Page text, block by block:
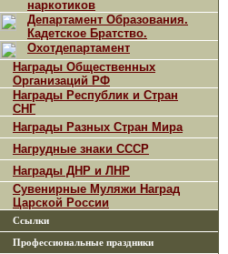
наркотиков
Департамент Образования.
Кадетское Братство.
Охотдепартамент
Награды Общественных
Организаций РФ
Награды Республик и Стран
СНГ
Награды Разных Стран Мира
Нагрудные знаки СССР
Награды ДНР и ЛНР
Сувенирные Муляжи Наград
Царской России
Ссылки
Профессиональные праздники